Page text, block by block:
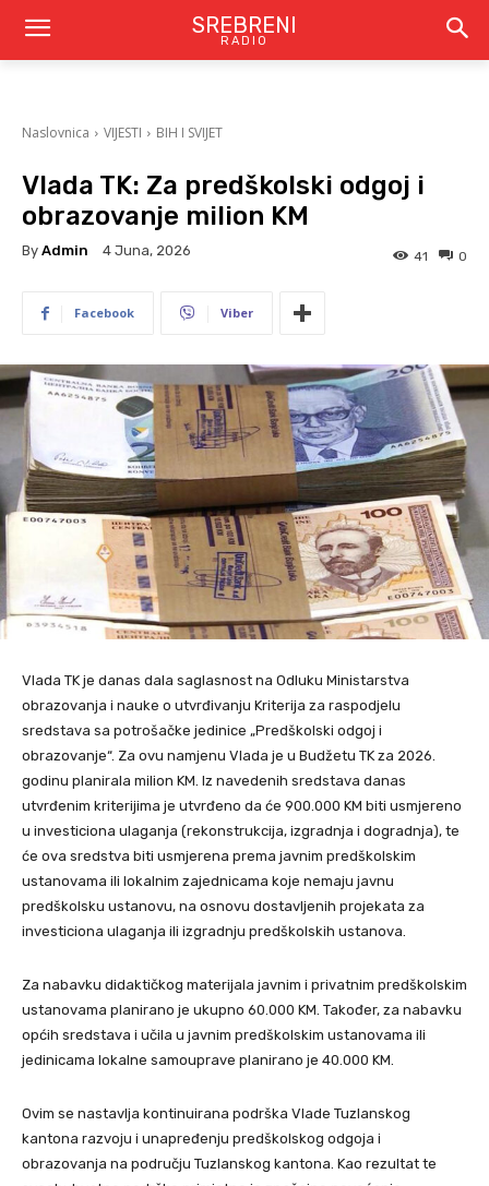
SREBRENI
RADIO
Naslovnica VIJESTI BIH I SVIJET
Vlada TK: Za predškolski odgoj i
obrazovanje milion KM
By Admin 4 Juna, 2026 0
41
Facebook Viber
Vlada TK je danas dala saglasnost na Odluku Ministarstva
obrazovanja i nauke o utvrđivanju Kriterija za raspodjelu
sredstava sa potrošačke jedinice „Predškolski odgoj i
obrazovanje“. Za ovu namjenu Vlada je u Budžetu TK za 2026.
godinu planirala milion KM. Iz navedenih sredstava danas
utvrđenim kriterijima je utvrđeno da će 900.000 KM biti usmjereno
u investiciona ulaganja (rekonstrukcija, izgradnja i dogradnja), te
će ova sredstva biti usmjerena prema javnim predškolskim
ustanovama ili lokalnim zajednicama koje nemaju javnu
predškolsku ustanovu, na osnovu dostavljenih projekata za
investiciona ulaganja ili izgradnju predškolskih ustanova.
Za nabavku didaktičkog materijala javnim i privatnim predškolskim
ustanovama planirano je ukupno 60.000 KM. Također, za nabavku
općih sredstava i učila u javnim predškolskim ustanovama ili
jedinicama lokalne samouprave planirano je 40.000 KM.
Ovim se nastavlja kontinuirana podrška Vlade Tuzlanskog
kantona razvoju i unapređenju predškolskog odgoja i
obrazovanja na području Tuzlanskog kantona. Kao rezultat te